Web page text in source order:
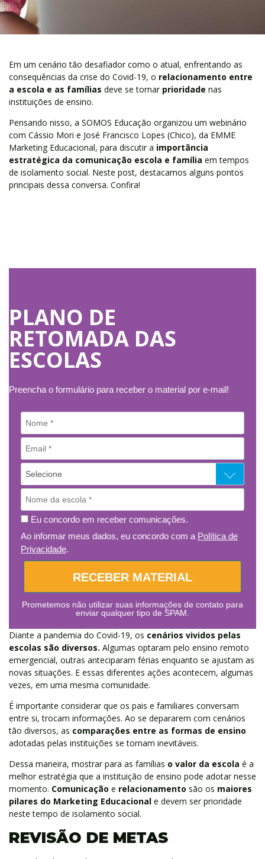
Em um cenário tão desafiador como o atual, enfrentando as
consequências da crise do Covid-19, o relacionamento entre
a escola e as famílias deve se tornar prioridade nas
instituições de ensino.
Pensando nisso, a SOMOS Educação organizou um webinário
com Cássio Mori e José Francisco Lopes (Chico), da EMME
Marketing Educacional, para discutir a importância
estratégica da comunicação escola e família em tempos
de isolamento social. Neste post, destacamos alguns pontos
principais dessa conversa. Confira!
PLANO DE
RETOMADA DAS
ESCOLAS
Preencha o formulário para receber o material por e-mail!
Eu concordo em receber comunicações.
Ao informar meus dados, eu concordo com a Política de
Privacidade.
RECEBER MATERIAL
Prometemos não utilizar suas informações de contato para
enviar qualquer tipo de SPAM.
Diante a pandemia do Covid-19, os cenários vividos pelas
escolas são diversos. Algumas optaram pelo ensino remoto
emergencial, outras anteciparam férias enquanto se ajustam as
novas situações. E essas diferentes ações acontecem, algumas
vezes, em uma mesma comunidade.
É importante considerar que os pais e familiares conversam
entre si, trocam informações. Ao se depararem com cenários
tão diversos, as comparações entre as formas de ensino
adotadas pelas instituições se tornam inevitáveis.
Dessa maneira, mostrar para as famílias o valor da escola é a
melhor estratégia que a instituição de ensino pode adotar nesse
momento. Comunicação e relacionamento são os maiores
pilares do Marketing Educacional e devem ser prioridade
neste tempo de isolamento social.
REVISÃO DE METAS